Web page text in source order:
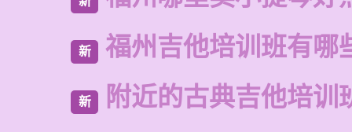
新 福州吉他培训班有哪
新 附近的古典吉他培训